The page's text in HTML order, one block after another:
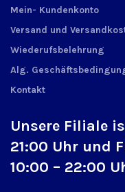
Mein- Kundenkonto
Versand und
Wiederufsbelehrung
Alg.
Kontakt
Unsere Filiale
21:00 Uhr und
10:00 – 22:00